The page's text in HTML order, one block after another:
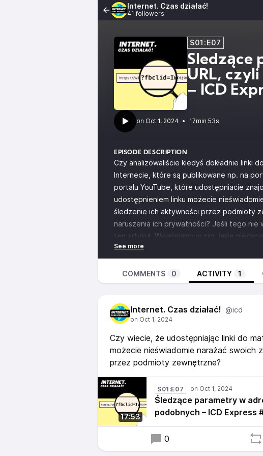
Internet. Czas działać!
41 followers
S01:E07
Śledzące
URL,
– ICD
• 17min 53s
EPISODE DESCRIPTION
Czy analizowaliście kiedyś dokładnie linki
Internecie, które są publikowane np. na
portalu YouTube, które udostępniacie
udostępnieniem linku możecie
śledzenie ich aktywności przez podmioty
naruszenia ich prywatności? Jeśli tego
ten artykuł. Wyjaśniamy w nim, jakie
znajdować się w linkach do stron
internetowych polegające na dodawaniu
prawem i jak możecie przeciwdziałać
🟨 Źródła i linki uzupełniające odcinek
💛 Wesprzyj fundację https://
🩵 Pobierz naszą wtyczkę Rentgen
https://addons.mozilla.org/pl/firefox/
COMMENTS 0 ACTIVITY 1
Internet. Czas działać! @icd
Czy wiecie, że udostępniając linki do
możecie nieświadomie narażać swoich
przez podmioty zewnętrzne?
17:53
S01:E07
Śledzące parametry w
podobnych – ICD Express
0